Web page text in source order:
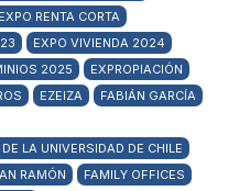
EXPO RENTA CORTA
EXPO VIVIENDA 2024
2025
EXPROPIACIÓN
EZEIZA
FABIÁN GARCÍA
LA UNIVERSIDAD DE CHILE
RAMÓN
FAMILY OFFICES